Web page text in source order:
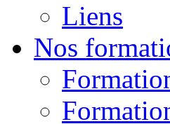
Liens
Nos